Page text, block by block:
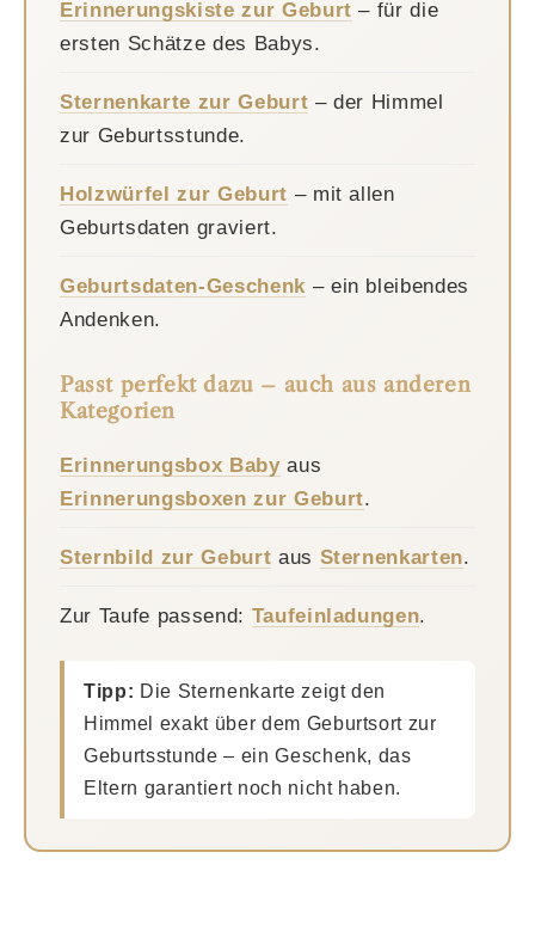
Erinnerungskiste zur Geburt – für die
ersten Schätze des Babys.
Sternenkarte zur Geburt – der Himmel
zur Geburtsstunde.
Holzwürfel zur Geburt – mit allen
Geburtsdaten graviert.
Geburtsdaten-Geschenk – ein bleibendes
Andenken.
Passt perfekt dazu – auch aus anderen
Kategorien
Erinnerungsbox Babyaus
Erinnerungsboxen zur Geburt.
Sternbild zur Geburt aus Sternenkarten.
Zur Taufe passend: Taufeinladungen.
Tipp: Die Sternenkarte zeigt den
Himmel exakt über dem Geburtsort zur
Geburtsstunde – ein Geschenk, das
Eltern garantiert noch nicht haben.